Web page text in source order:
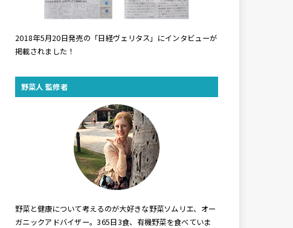
2018年5月20日発売の「日経ヴェリタス」にインタビューが
掲載されました！
野菜人 監修者
野菜と健康について考えるのが大好きな野菜ソムリエ、オー
ガニックアドバイザー。365日3食、有機野菜を食べていま